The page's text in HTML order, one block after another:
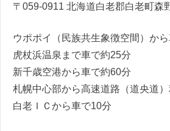
〒059-0911 北海道白老郡白老町森
ウポポイ（民族共生象徴空間）か
虎杖浜温泉まで車で約25分
新千歳空港から車で約60分
札幌中心部から高速道路（道央道
白老ＩＣから車で10分